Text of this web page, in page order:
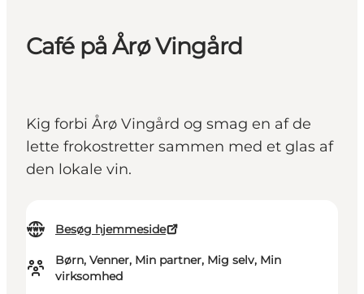
Café på Årø Vingård
Kig forbi Årø Vingård og smag en af de
lette frokostretter sammen med et glas af
den lokale vin.
Besøg hjemmeside
Børn, Venner, Min partner, Mig selv, Min
virksomhed